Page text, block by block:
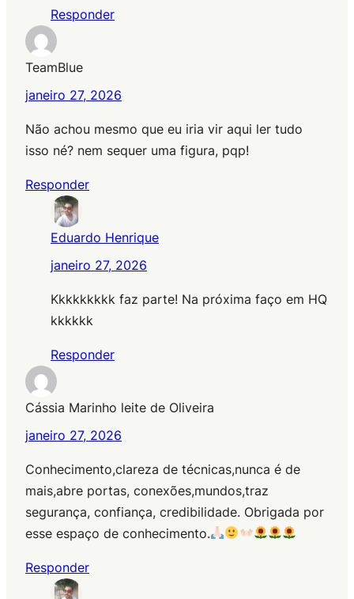
Responder
TeamBlue
janeiro 27, 2026
Não achou mesmo que eu iria vir aqui ler tudo
isso né? nem sequer uma figura, pqp!
Responder
Eduardo Henrique
janeiro 27, 2026
Kkkkkkkkk faz parte! Na próxima faço em HQ
kkkkkk
Responder
Cássia Marinho leite de Oliveira
janeiro 27, 2026
Conhecimento,clareza de técnicas,nunca é de
mais,abre portas, conexões,mundos,traz
segurança, confiança, credibilidade. Obrigada por
esse espaço de conhecimento.
Responder